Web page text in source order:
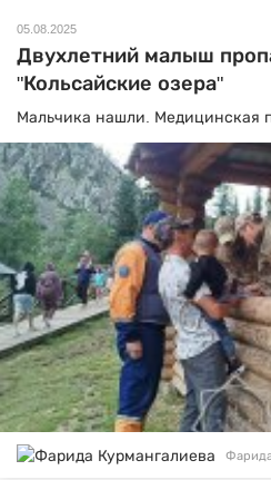
05.08.2025
Двухлетний малыш
"Кольсайские озера"
Мальчика нашли. Медицинская